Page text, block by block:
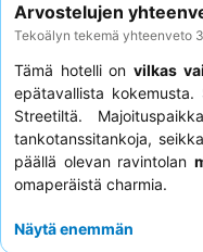
Arvostelujen
Tekoälyn tekemä yhteenveto
Tämä hotelli on vilkas
epätavallista
Streetiltä.
tankotanssitankoja,
päällä olevan ravintolan
omaperäistä charmia.
Näytä enemmän